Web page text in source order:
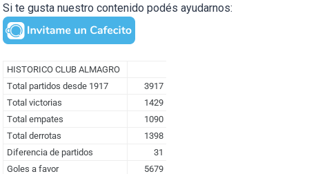
Si te gusta nuestro contenido podés ayudarnos: